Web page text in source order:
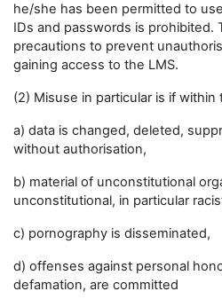
he/she has been permitted to
IDs and passwords is prohibited.
precautions to prevent
gaining access to the LMS.
(2) Misuse in particular is if within
a) data is changed, deleted,
without authorisation,
b) material of unconstitutional
unconstitutional, in particular
c) pornography is disseminated,
d) offenses against personal
defamation, are committed